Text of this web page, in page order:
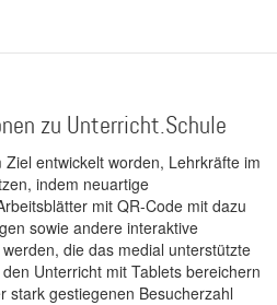
zu Unterricht.Schule
entwickelt worden, Lehrkräfte im
indem neuartige
mit QR-Code mit dazu
sowie andere interaktive
die das medial unterstützte
Unterricht mit Tablets bereichern
stark gestiegenen Besucherzahl